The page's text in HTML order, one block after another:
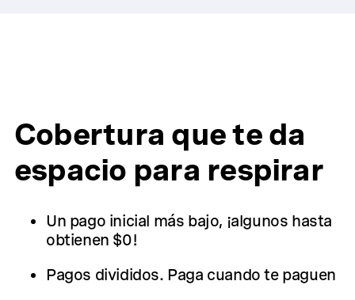
Cobertura que te da
espacio para respirar
Un pago inicial más bajo, ¡algunos hasta
obtienen $0!
Pagos divididos. Paga cuando te paguen